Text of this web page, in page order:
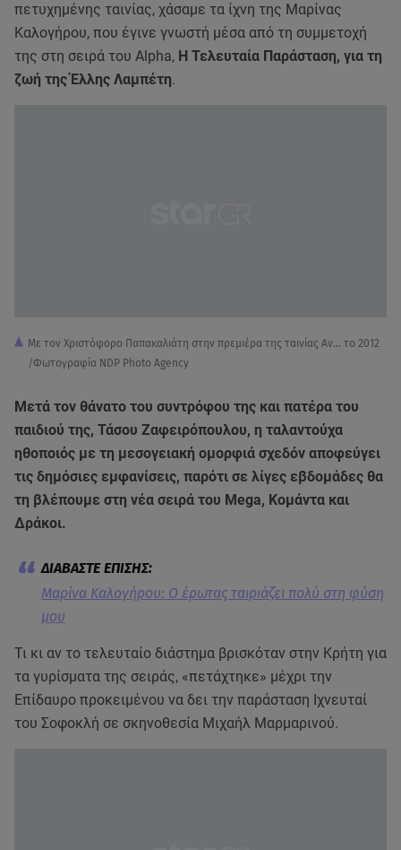
πετυχημένης ταινίας, χάσαμε τα ίχνη της Μαρίνας
Καλογήρου, που έγινε γνωστή μέσα από τη συμμετοχή
της στη σειρά του Alpha, Η Τελευταία Παράσταση, για τη
ζωή της Έλλης Λαμπέτη.
Με τον Χριστόφορο Παπακαλιάτη στην πρεμιέρα της ταινίας Αν... το 2012
/Φωτογραφία NDP Photo Agency
Μετά τον θάνατο του συντρόφου της και πατέρα του
παιδιού της, Τάσου Ζαφειρόπουλου, η ταλαντούχα
ηθοποιός με τη μεσογειακή ομορφιά σχεδόν αποφεύγει
τις δημόσιες εμφανίσεις, παρότι σε λίγες εβδομάδες θα
τη βλέπουμε στη νέα σειρά του Mega, Κομάντα και
Δράκοι.
Μαρίνα Καλογήρου: Ο έρωτας ταιριάζει πολύ στη φύση
μου
Τι κι αν το τελευταίο διάστημα βρισκόταν στην Κρήτη για
τα γυρίσματα της σειράς, «πετάχτηκε» μέχρι την
Επίδαυρο προκειμένου να δει την παράσταση Ιχνευταί
του Σοφοκλή σε σκηνοθεσία Μιχαήλ Μαρμαρινού.